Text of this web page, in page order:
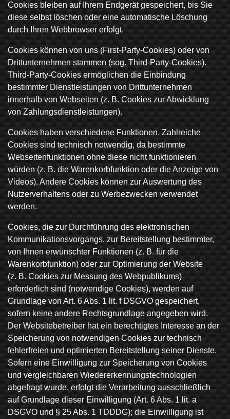
Cookies bleiben auf Ihrem Endgerät gespeichert, bis Sie
diese selbst löschen oder eine automatische Löschung
durch Ihren Webbrowser erfolgt.
Cookies können von uns (First-Party-Cookies) oder von
Drittunternehmen stammen (sog. Third-Party-Cookies).
Third-Party-Cookies ermöglichen die Einbindung
bestimmter Dienstleistungen von Drittunternehmen
innerhalb von Webseiten (z. B. Cookies zur Abwicklung
von Zahlungsdienstleistungen).
Cookies haben verschiedene Funktionen. Zahlreiche
Cookies sind technisch notwendig, da bestimmte
Webseitenfunktionen ohne diese nicht funktionieren
würden (z. B. die Warenkorbfunktion oder die Anzeige von
Videos). Andere Cookies können zur Auswertung des
Nutzerverhaltens oder zu Werbezwecken verwendet
werden.
Cookies, die zur Durchführung des elektronischen
Kommunikationsvorgangs, zur Bereitstellung bestimmter,
von Ihnen erwünschter Funktionen (z. B. für die
Warenkorbfunktion) oder zur Optimierung der Website
(z. B. Cookies zur Messung des Webpublikums)
erforderlich sind (notwendige Cookies), werden auf
Grundlage von Art. 6 Abs. 1 lit. f DSGVO gespeichert,
sofern keine andere Rechtsgrundlage angegeben wird.
Der Websitebetreiber hat ein berechtigtes Interesse an der
Speicherung von notwendigen Cookies zur technisch
fehlerfreien und optimierten Bereitstellung seiner Dienste.
Sofern eine Einwilligung zur Speicherung von Cookies
und vergleichbaren Wiedererkennungstechnologien
abgefragt wurde, erfolgt die Verarbeitung ausschließlich
auf Grundlage dieser Einwilligung (Art. 6 Abs. 1 lit. a
DSGVO und § 25 Abs. 1 TDDDG); die Einwilligung ist